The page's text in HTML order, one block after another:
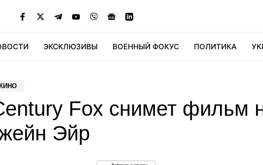
ЭКСКЛЮЗИВЫ ВОЕННЫЙ ФОКУС ПОЛИТИКА
КИНО
Fox снимет фильм
Эйр